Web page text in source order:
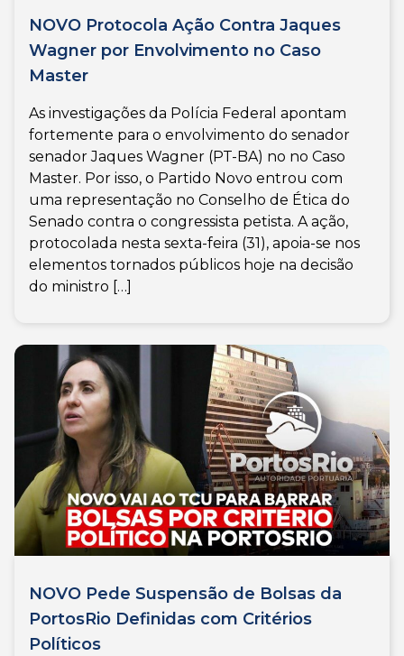
NOVO Protocola Ação Contra Jaques
Wagner por Envolvimento no Caso
Master
As investigações da Polícia Federal apontam
fortemente para o envolvimento do senador
senador Jaques Wagner (PT-BA) no no Caso
Master. Por isso, o Partido Novo entrou com
uma representação no Conselho de Ética do
Senado contra o congressista petista. A ação,
protocolada nesta sexta-feira (31), apoia-se nos
elementos tornados públicos hoje na decisão
do ministro […]
NOVO Pede Suspensão de Bolsas da
PortosRio Definidas com Critérios
Políticos